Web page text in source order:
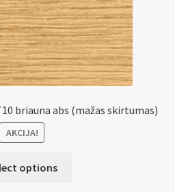
briauna abs (mažas skirtumas)
AKCIJA!
options